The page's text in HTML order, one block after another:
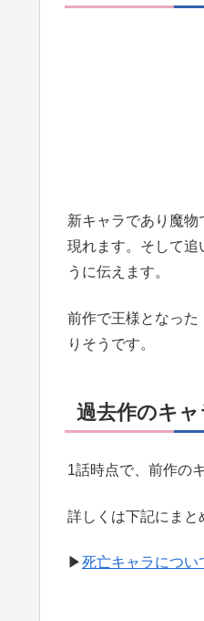
新キャラであり魔
現れます。そして追
うに伝えます。
前作で王様となった
りそうです。
過去作のキ
1話時点で、前作の
詳しくは下記にまと
▶︎死亡キャラについ